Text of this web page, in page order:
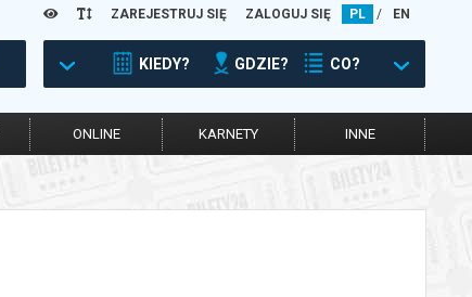
ZAREJESTRUJ SIĘ ZALOGUJ SIĘ PL / EN
KIEDY? GDZIE? CO?
ONLINE KARNETY INNE